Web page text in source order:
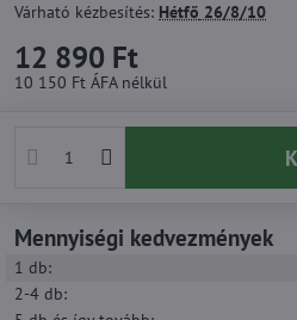
Várható kézbesítés: Hétfő 26/8/10
12 890 Ft
10 150 Ft ÁFA nélkül
Mennyiségi kedvezmények
1 db:
2-4 db: